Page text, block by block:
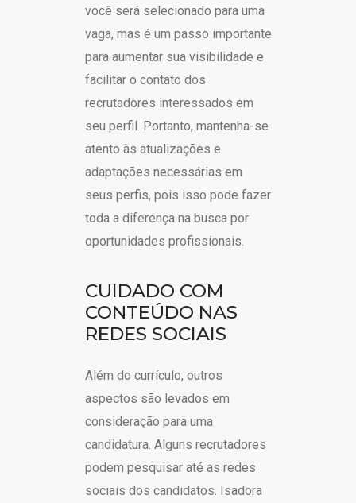
você será selecionado para uma
vaga, mas é um passo importante
para aumentar sua visibilidade e
facilitar o contato dos
recrutadores interessados em
seu perfil. Portanto, mantenha-se
atento às atualizações e
adaptações necessárias em
seus perfis, pois isso pode fazer
toda a diferença na busca por
oportunidades profissionais.
CUIDADO COM
CONTEÚDO NAS
REDES SOCIAIS
Além do currículo, outros
aspectos são levados em
consideração para uma
candidatura. Alguns recrutadores
podem pesquisar até as redes
sociais dos candidatos. Isadora